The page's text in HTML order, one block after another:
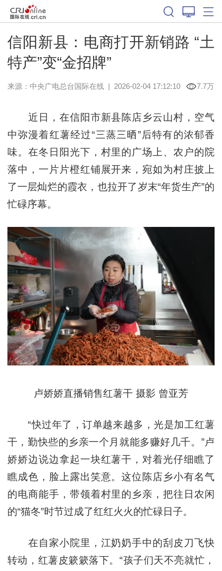
信阳​新县：电商打开新销路 “土
特产”变“金招牌”
来源：中央广电总台国际在线| 2026-02-04 17:12:10 7.7万
近日，在信阳市新县陈店乡云山村，空气
中弥漫着红薯经过“三蒸三晒”后特有的浓郁香
味。在冬日阳光下，村里的广场上、农户的院
落中，一片片橙红铺展开来，宛如为村庄披上
了一层灿烂的霞衣，也拉开了岁末“年货生产”的
忙碌序幕。
卢娇娇直播销售红薯干 摄影 曾亚芳
“快过年了，订单越来越多，光是加工红薯
干，勤快些的乡亲一个月就能多赚好几千。”卢
娇娇边说边拿起一块红薯干，对着光仔细瞧了
瞧成色，脸上露出笑意。这位陈店乡小有名气
的电商能手，带领着村里的乡亲，把往日农闲
的“猫冬”时节过成了红红火火的忙碌日子。
在自家小院里，江奶奶手中的刮皮刀飞快
转动，红薯皮簌簌落下。“孩子们天不亮就忙，